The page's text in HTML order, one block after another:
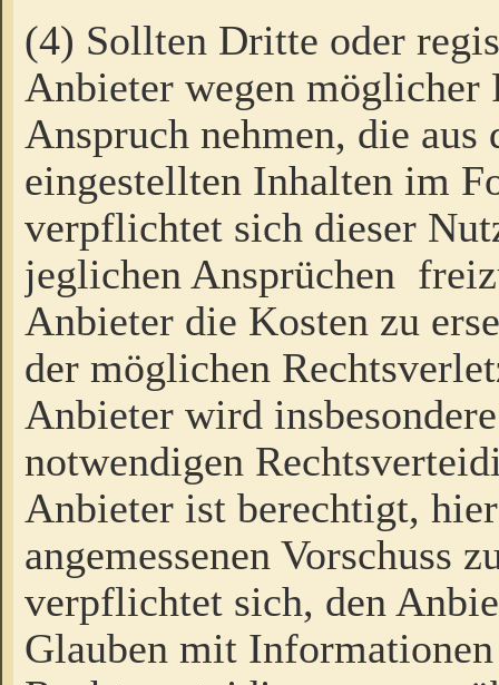
(4) Sollten Dritte oder
Anbieter wegen möglicher
Anspruch nehmen, die
eingestellten Inhalten im
verpflichtet sich dieser
jeglichen Ansprüchen
Anbieter die Kosten zu
der möglichen
Anbieter wird
notwendigen
Anbieter ist berechtigt,
angemessenen Vorschuss
verpflichtet sich, den
Glauben mit